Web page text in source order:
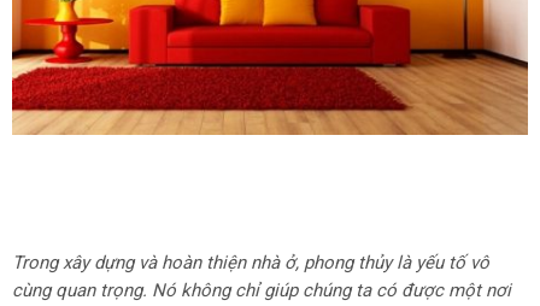
Trong xây dựng và hoàn thiện nhà ở, phong thủy là yếu tố vô
cùng quan trọng. Nó không chỉ giúp chúng ta có được một nơi